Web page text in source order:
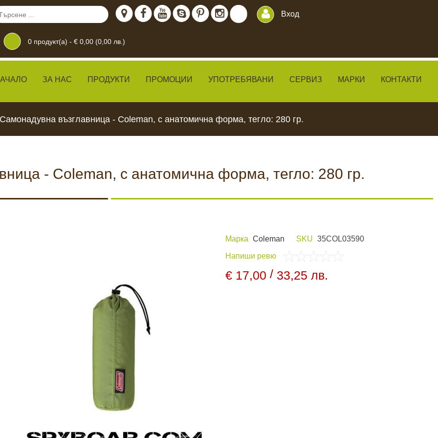
Вход
0продукт(а) - € 0,00 (0,00 лв.)
ЗА НАС ПРОДУКТИ ПРОМОЦИИ УПОТРЕБЯВАНИ СЕРВИЗ МАРКИ КОНТАКТИ
КАМЕРИ ЗА
ХРАНИЛКИ ЧАКАЛА
ЛОВНО ОБЛЕКЛО
АКУМУЛАТОРИ И БАТЕРИИ
Самонадувна възглавница - Coleman, с анатомична форма, тегло: 280 гр.
- Coleman, с анатомична форма, тегло: 280 гр.
Марка Coleman SKU 35COL03590
Напиши ревю
€ 17,00 / 33,25 лв.